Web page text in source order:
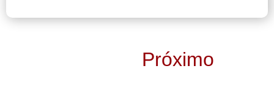
Próximo